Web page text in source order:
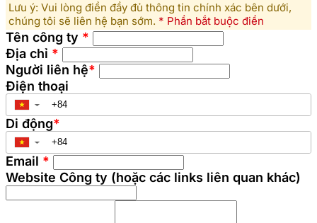
Lưu ý: Vui lòng điền đầy đủ thông tin chính xác bên dưới,
chúng tôi sẽ liên hệ bạn sớm. * Phần bắt buộc điền
Tên công ty *
Địa chỉ *
Người liên hệ*
Điện thoại
▼
Di động*
▼
Email *
Website Công ty (hoặc các links liên quan khác)